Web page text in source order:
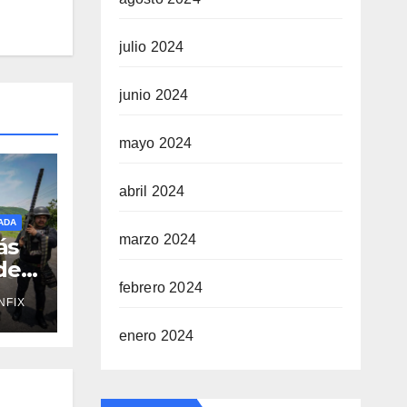
julio 2024
junio 2024
mayo 2024
abril 2024
marzo 2024
febrero 2024
enero 2024